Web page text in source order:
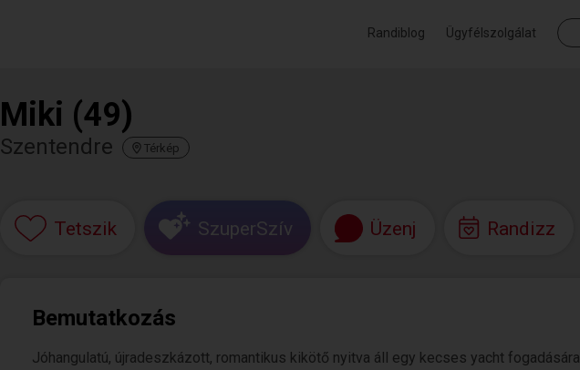
Randiblog Ügyfélszolgálat
Miki (49)
Szentendre Térkép
Tetszik SzuperSzív Üzenj Randizz
Bemutatkozás
Jóhangulatú, újradeszkázott, romantikus kikötő nyitva áll egy kecses yacht fogadására